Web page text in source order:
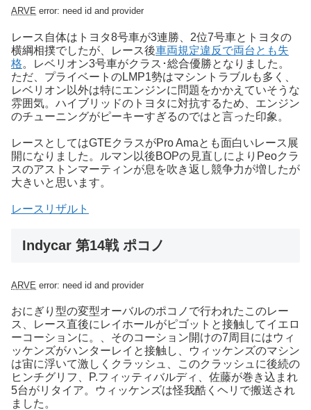
ARVE error: need id and provider
レース自体はトヨタ8号車が3連勝、2位7号車とトヨタの
横綱相撲でしたが、レース後車両規定違反で両台とも失
格。レベリオン3号車がクラス･総合優勝となりました。
ただ、プライベートのLMP1勢はマシントラブルも多く、
レベリオン以外は特にエンジンに問題をかかえていそうな
雰囲気。ハイブリッドのトヨタに対抗するため、エンジン
のチューニングがピーキーすぎるのではと言った印象。
レースとしてはGTEクラスがPro Amaとも面白いレース展
開になりました。ルマン以後BOPの見直しによりPeoクラ
スのアストンマーティンが息を吹き返し競争力が増したが
大きいと思います。
レースリザルト
Indycar 第14戦 ポコノ
ARVE error: need id and provider
おにぎり型の変型オーバルのポコノで行われたこのレー
ス、レース直後にレイホールがピゴットと接触してイエロ
ーコーションに。、そのコーション開けの7周目にはウィ
ッケンズがハンターレイと接触し、ウィッケンズのマシン
は宙に浮いて激しくクラッシュ、このクラッシュに後続の
ヒンチグリフ、P.フィッティバルディ、佐藤が巻き込まれ
5台がリタイア。ウィッケンズは怪我酷くヘリで搬送され
ました。